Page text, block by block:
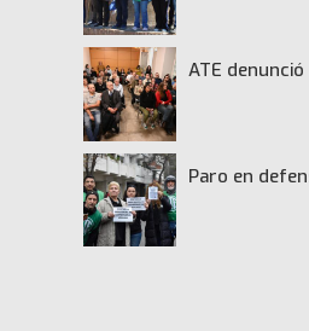
ATE
Paro en